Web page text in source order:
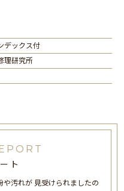
デックス付
理研究所
ト
汚れが 見受けられましたの